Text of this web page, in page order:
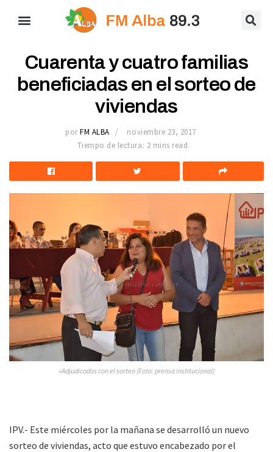
Cuarenta y cuatro familias
beneficiadas en el sorteo de
viviendas
por FM ALBA
noviembre 23, 2017
Tiempo de lectura: 2 mins read
»Adjudicados con el sorteo (Foto: prensa institucional)
IPV.- Este miércoles por la mañana se desarrolló un nuevo
sorteo de viviendas, acto que estuvo encabezado por el